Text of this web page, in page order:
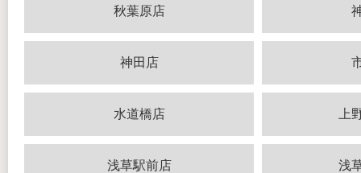
秋葉原店
神田店
水道橋店 上
浅草駅前店 浅